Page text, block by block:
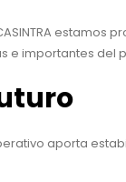
estamos
e importantes del
aporta